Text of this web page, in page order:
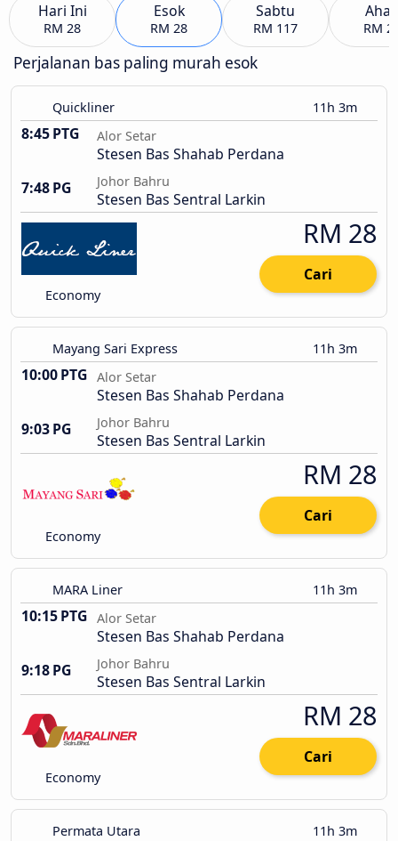
Hari Ini
RM 28
Esok
RM 28
Sabtu
RM 117 RM
Perjalanan bas paling murah esok
Quickliner 11h 3m
8:45 PTG Alor Setar
Stesen Bas Shahab Perdana
7:48 PG
Johor Bahru
Stesen Bas Sentral Larkin
Economy
RM 28
Cari
Mayang Sari Express 11h 3m
10:00 PTG Alor Setar
Stesen Bas Shahab Perdana
9:03 PG
Johor Bahru
Stesen Bas Sentral Larkin
Economy
RM 28
Cari
MARA Liner 11h 3m
10:15 PTG Alor Setar
Stesen Bas Shahab Perdana
9:18 PG
Johor Bahru
Stesen Bas Sentral Larkin
Economy
RM 28
Cari
Permata Utara 11h 3m